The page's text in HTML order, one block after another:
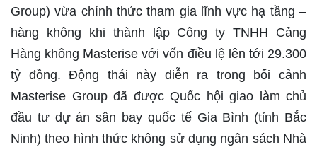
Group) vừa chính thức tham gia lĩnh vực hạ tầng –
hàng không khi thành lập Công ty TNHH Cảng
Hàng không Masterise với vốn điều lệ lên tới 29.300
tỷ đồng. Động thái này diễn ra trong bối cảnh
Masterise Group đã được Quốc hội giao làm chủ
đầu tư dự án sân bay quốc tế Gia Bình (tỉnh Bắc
Ninh) theo hình thức không sử dụng ngân sách Nhà